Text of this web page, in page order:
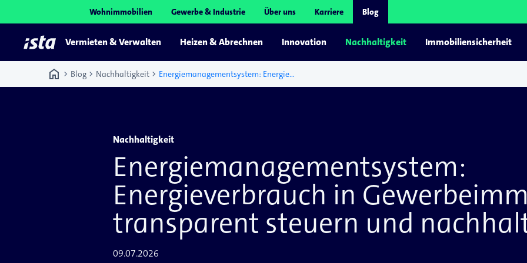
Wohnimmobilien Gewerbe & Industrie Über uns Karriere Blog
Vermieten & Verwalten Heizen & Abrechnen Innovation Nachhaltigkeit Immobiliensicherheit
home chevron_right Blog chevron_right Nachhaltigkeit chevron_right Energiemanagementsystem: Energieverbrauch in Gewerbeimmobilien transparent steuern und nachhaltig senken
Nachhaltigkeit
Energiemanagementsystem:
Energieverbrauch in
transparent steuern und
09.07.2026